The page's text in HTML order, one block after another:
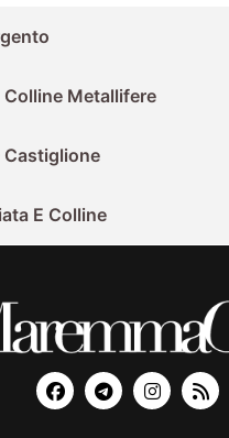
Colline Metallifere
E Colline